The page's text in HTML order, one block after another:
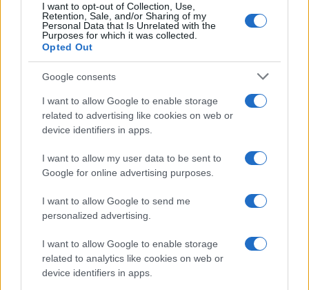
I want to opt-out of Collection, Use,
Retention, Sale, and/or Sharing of my
Personal Data that Is Unrelated with the
Purposes for which it was collected.
Opted Out
Google consents
I want to allow Google to enable storage
related to advertising like cookies on web or
device identifiers in apps.
I want to allow my user data to be sent to
Google for online advertising purposes.
I want to allow Google to send me
personalized advertising.
I want to allow Google to enable storage
related to analytics like cookies on web or
device identifiers in apps.
MartinezeHelena Prestes , coppia nata sotto i
riflettori diGrande Fratello.
In particolare, alcune
ricostruzioni sui social
suggerivano che i duesi fossero già lasciati
evitando di renderlo pubblico per non